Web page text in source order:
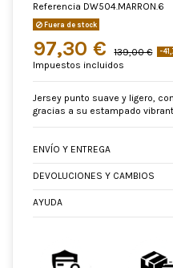
Referencia DW504.MARRON.6
Fuera de stock
97,30 € 139,00 € -
Impuestos incluidos
Jersey punto suave y ligero,
gracias a su estampado
ENVÍO Y ENTREGA
DEVOLUCIONES Y CAMBIOS
AYUDA